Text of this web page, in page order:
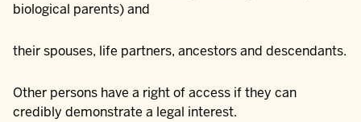
biological parents) and
their spouses, life partners, ancestors and descendants.
Other persons have a right of access if they can
credibly demonstrate a legal interest.